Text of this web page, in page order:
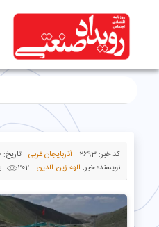
کد خبر:2693 آذربایجان غربی تاریخ:30
نویسنده خبر: الهه زین الدین 202 بازدید